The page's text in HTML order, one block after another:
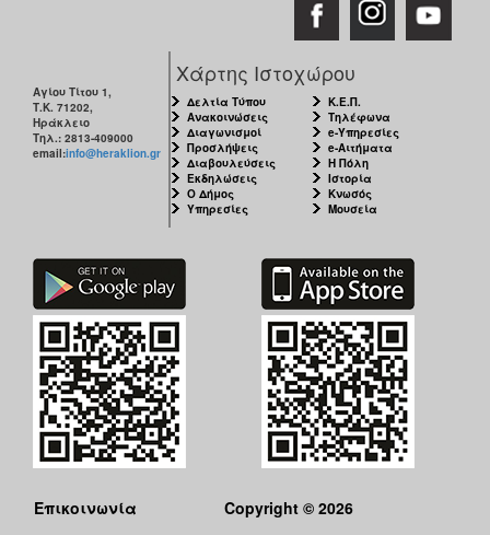
Αγίου Τίτου 1,
Τ.Κ. 71202,
Ηράκλειο
Τηλ.: 2813-409000
email:info@heraklion.gr
Χάρτης Ιστοχώρου
Δελτία Τύπου
Ανακοινώσεις
Διαγωνισμοί
Προσλήψεις
Διαβουλεύσεις
Εκδηλώσεις
Ο Δήμος
Υπηρεσίες
Κ.Ε.Π.
Τηλέφωνα
e-Υπηρεσίες
e-Αιτήματα
Η Πόλη
Ιστορία
Κνωσός
Μουσεία
Επικοινωνία
Copyright © 2026